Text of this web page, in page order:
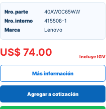
Nro. parte
40AWGC65WW
Nro. interno
415508-1
Marca
Lenovo
US$ 74.00 Incluye IGV
Más información
Agregar a cotización